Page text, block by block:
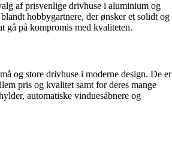
af prisvenlige drivhuse i aluminium og
hobbygartnere, der ønsker et solidt og
gå på kompromis med kvaliteten.
og store drivhuse i moderne design. De er
pris og kvalitet samt for deres mange
automatiske vinduesåbnere og